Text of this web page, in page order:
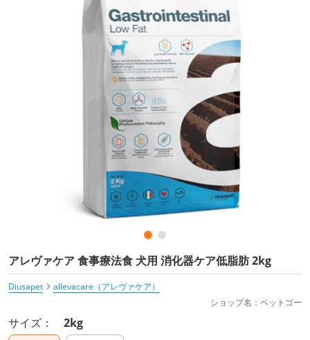
アレヴァケア 食事療法食 犬用 消化器ケア低脂肪 2kg
Diusapet
allevacare（アレヴァケア）
ショップ名：ペットゴー
サイズ： 2kg